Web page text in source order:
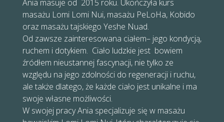
Ania masuje od 2015 roku. Ukończyła kurs
masażu Lomi Lomi Nui, masażu PeLoHa, Kobido
oraz masażu tajskiego Yeshe Nuad.
Od zawsze zainteresowana ciałem– jego kondycją,
ruchem i dotykiem. Ciało ludzkie jest bowiem
źródłem nieustannej fascynacji, nie tylko ze
względu na jego zdolności do regeneracji i ruchu,
ale także dlatego, że każde ciało jest unikalne i ma
swoje własne możliwości.
W swojej pracy Ania specjalizuje się w masażu